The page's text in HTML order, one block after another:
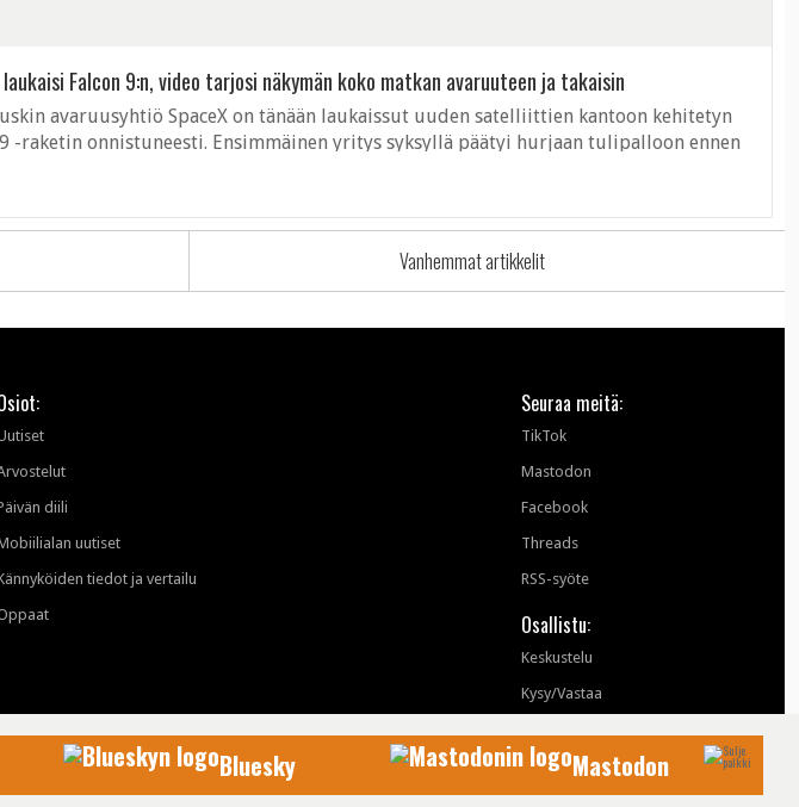
laukaisi Falcon 9:n, video tarjosi näkymän koko matkan avaruuteen ja takaisin
avaruusyhtiö SpaceX on tänään laukaissut uuden satelliittien kantoon kehitetyn
-raketin onnistuneesti. Ensimmäinen yritys syksyllä päätyi hurjaan tulipalloon ennen
Vanhemmat artikkelit
diili
uutiset
tiedot ja vertailu
Seuraa meitä:
TikTok
Mastodon
Facebook
Threads
RSS-syöte
Osallistu:
Keskustelu
Kysy/Vastaa
Bluesky Mastodon